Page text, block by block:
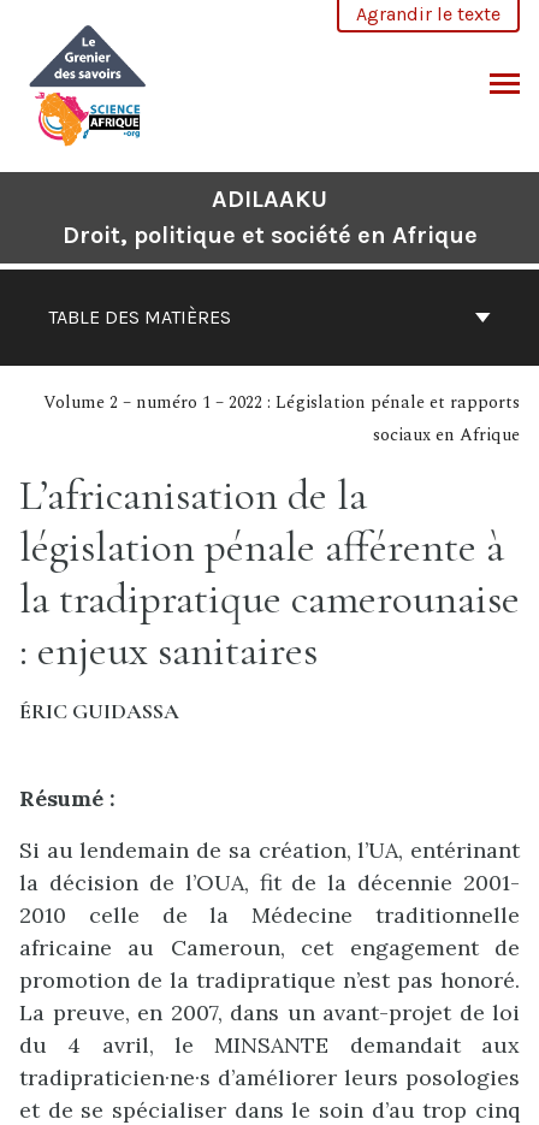
contenu
Agrandir le texte
TABLE DES MATIÈRES
ADILAAKU
Droit, politique et société en Afrique
Volume 2 – numéro 1 – 2022 : Législation pénale et rapports
sociaux en Afrique
L’africanisation de la
législation pénale afférente à
la tradipratique camerounaise
: enjeux sanitaires
ÉRIC GUIDASSA
Résumé :
Si au lendemain de sa création, l’UA, entérinant
la décision de l’OUA, fit de la décennie 2001-
2010 celle de la Médecine traditionnelle
africaine au Cameroun, cet engagement de
promotion de la tradipratique n’est pas honoré.
La preuve, en 2007, dans un avant-projet de loi
du 4 avril, le MINSANTE demandait aux
tradipraticien·ne·s d’améliorer leurs posologies
et de se spécialiser dans le soin d’au trop cinq